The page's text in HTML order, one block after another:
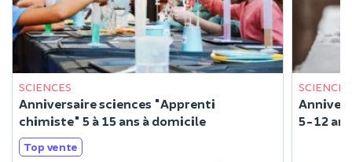
SCIENCES
Anniversaire sciences "Apprenti
chimiste" 5 à 15 ans à domicile
Top vente
SCIENCES
5-12